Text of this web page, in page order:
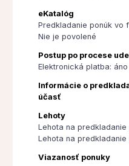
eKatalóg
Predkladanie ponúk vo
Nie je povolené
Postup po procese
Elektronická platba: áno
Informácie o
účasť
Lehoty
Lehota na predkladanie
Lehota na predkladanie
Viazanosť ponuky